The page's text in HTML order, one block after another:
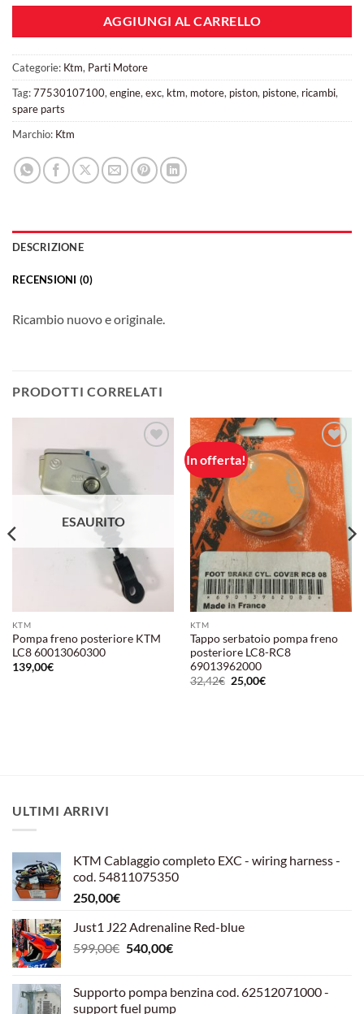
era:
155,00€.
è:
110,00€.
AGGIUNGI AL CARRELLO
Categorie: Ktm, Parti Motore
Tag:77530107100, engine, exc, ktm, motore, piston, pistone, ricambi,
spare parts
Marchio: Ktm
DESCRIZIONE
RECENSIONI (0)
Ricambio nuovo e originale.
PRODOTTI CORRELATI
ESAURITO
KTM
Pompa freno posteriore KTM
LC8 60013060300
139,00€
In offerta!
Aggiungi
alla lista
dei
desideri
KTM
Tappo serbatoio pompa freno
posteriore LC8-RC8
69013962000
32,42€ Il
prezzo
25,00€Il
ULTIMI ARRIVI
KTM Cablaggio completo EXC - wiring harness -
cod. 54811075350
250,00€
Just1 J22 Adrenaline Red-blue
599,00€ Il
era:
540,00€Il
è:
Supporto pompa benzina cod. 62512071000 -
support fuel pump